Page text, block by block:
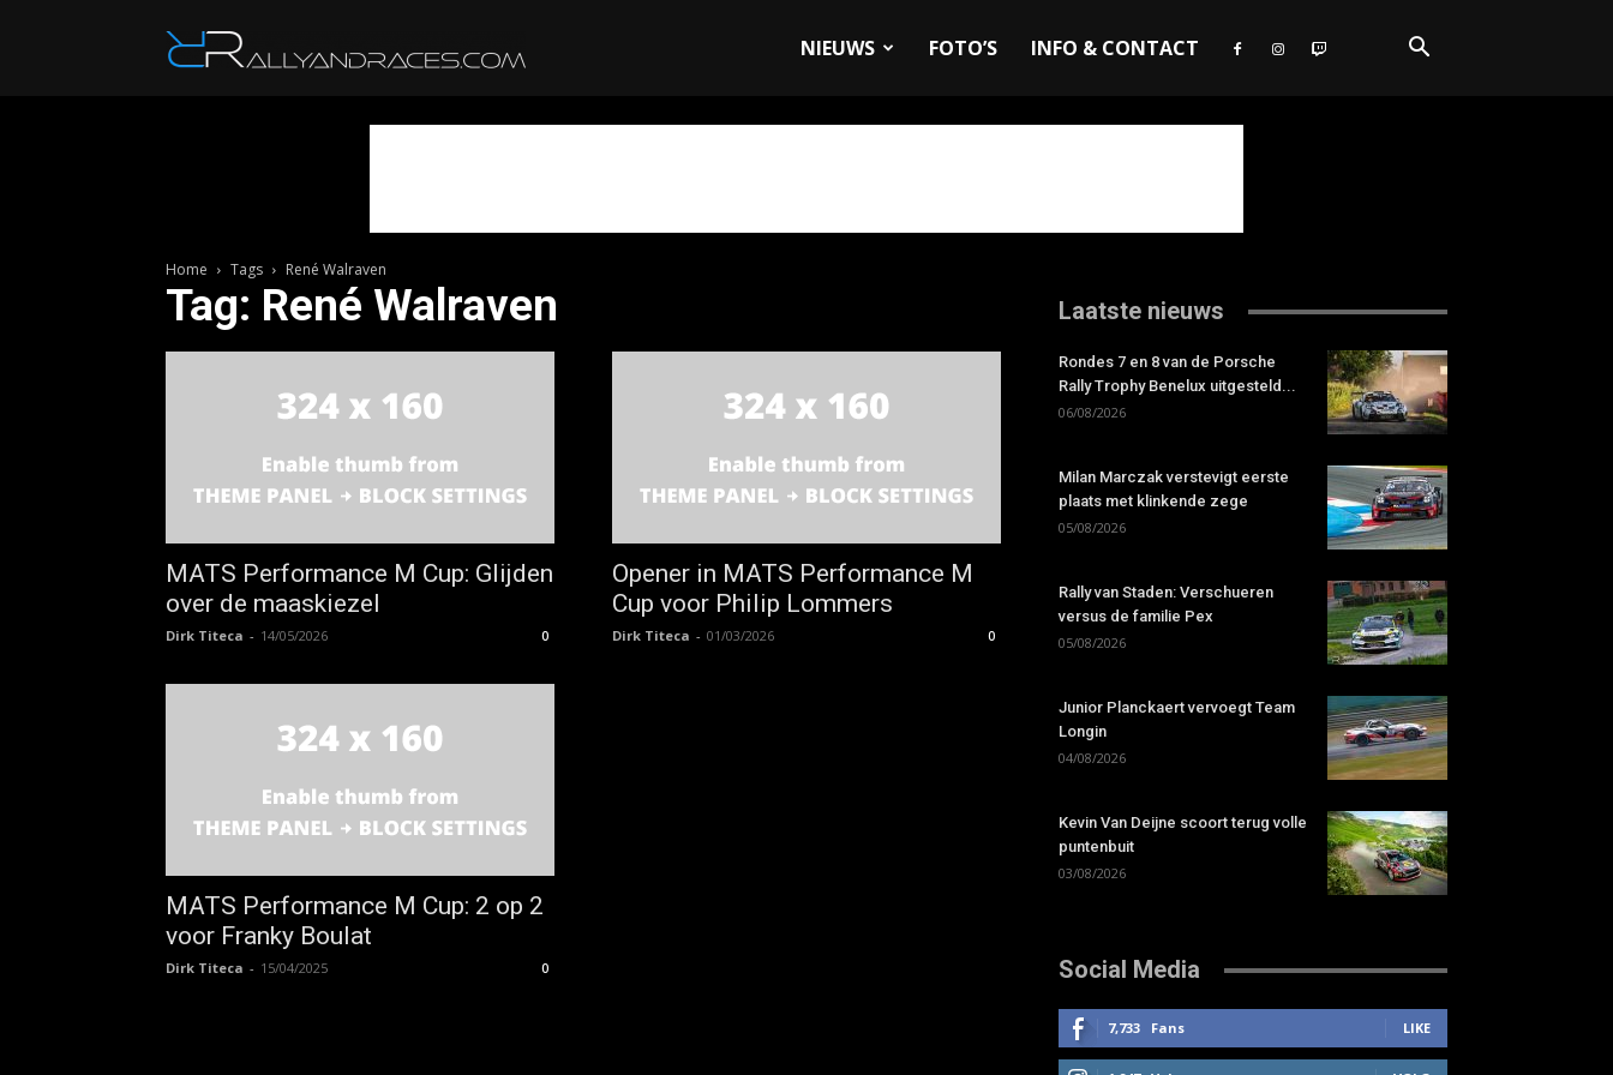
NIEUWS FOTO’S INFO & CONTACT
Home Tags René Walraven
Tag: René Walraven
MATS Performance M Cup: Glijden
over de maaskiezel
Dirk Titeca - 14/05/2026 0
Opener in MATS Performance M
Cup voor Philip Lommers
Dirk Titeca - 01/03/2026 0
MATS Performance M Cup: 2 op 2
voor Franky Boulat
Dirk Titeca - 15/04/2025 0
Laatste nieuws
Rondes 7 en 8 van de Porsche
Rally Trophy Benelux uitgesteld...
06/08/2026
Milan Marczak verstevigt eerste
plaats met klinkende zege
05/08/2026
Rally van Staden: Verschueren
versus de familie Pex
05/08/2026
Junior Planckaert vervoegt Team
Longin
04/08/2026
Kevin Van Deijne scoort terug volle
puntenbuit
03/08/2026
Social Media
7,733 Fans LIKE